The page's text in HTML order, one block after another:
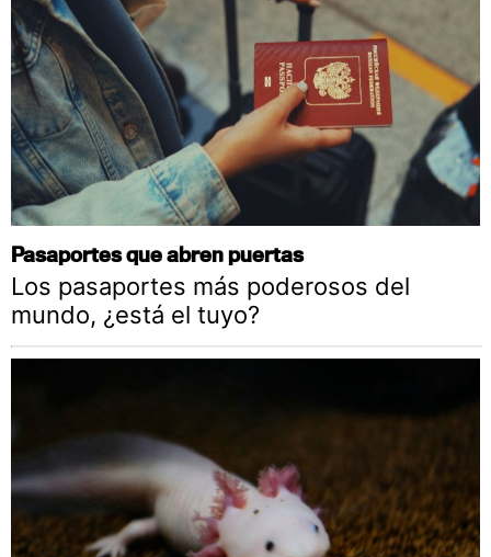
Pasaportes que abren puertas
Los pasaportes más poderosos del
mundo, ¿está el tuyo?